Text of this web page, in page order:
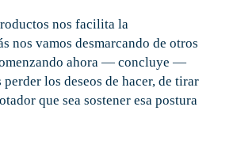
nos facilita la
nos vamos desmarcando de otros
ahora — concluye —
perder los deseos de hacer, de tirar
que sea sostener esa postura